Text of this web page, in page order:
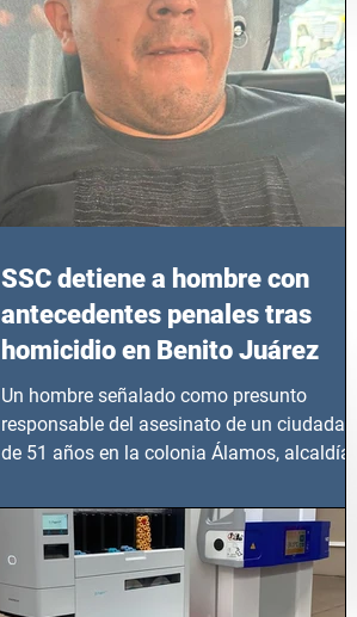
SSC detiene a hombre con
antecedentes penales tras
homicidio en Benito Juárez
Un hombre señalado como presunto
responsable del asesinato de un ciudadano
de 51 años en la colonia Álamos, alcaldía